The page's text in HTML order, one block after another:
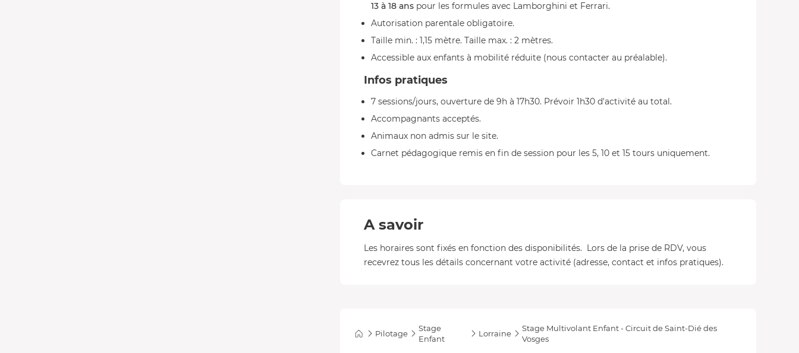
13 à 18 ans pour les formules avec Lamborghini et Ferrari.
Autorisation parentale obligatoire.
Taille min. : 1,15 mètre. Taille max. : 2 mètres.
Accessible aux enfants à mobilité réduite (nous contacter au préalable).
Infos pratiques
7 sessions/jours, ouverture de 9h à 17h30. Prévoir 1h30 d'activité au total.
Accompagnants acceptés.
Animaux non admis sur le site.
Carnet pédagogique remis en fin de session pour les 5, 10 et 15 tours uniquement.
A savoir
Les horaires sont fixés en fonction des disponibilités. Lors de la prise de RDV, vous
recevrez tous les détails concernant votre activité (adresse, contact et infos pratiques).
Pilotage
Stage
Enfant
Lorraine
Stage Multivolant Enfant - Circuit de Saint-Dié des
Vosges